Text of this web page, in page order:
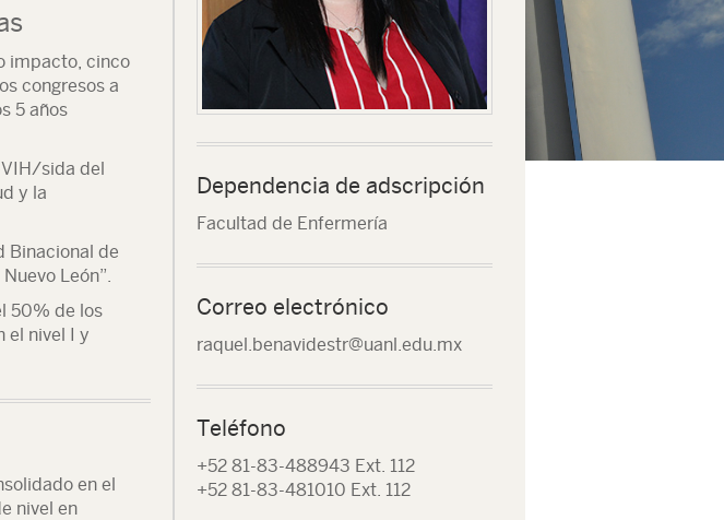
impacto, cinco
congresos a
5 años
VIH/sida del
y la
Binacional de
León”.
50% de los
el nivel I y
en el
nivel en
Dependencia de adscripción
Facultad de Enfermería
Correo electrónico
raquel.benavidestr@uanl.edu.mx
Teléfono
+52 81-83-488943 Ext. 112
+52 81-83-481010 Ext. 112